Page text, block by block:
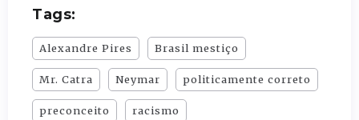
Tags:
Alexandre Pires Brasil mestiço
Mr. Catra Neymar politicamente correto
preconceito racismo